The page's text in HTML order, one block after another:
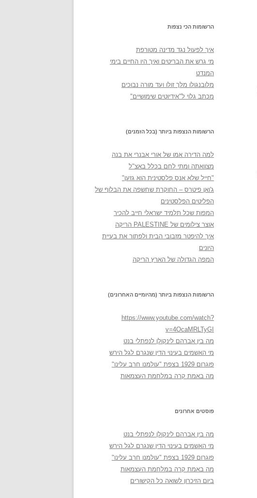
הרשומות הכי נצפות
איך לפעול נגד מדינה מטורפת
מי גרש את הבריטים ואיך היו החיים בימי
המנדט
מלובנגולו מלך זולו ועד מורה נבוכים
מכתב גלוי ל"אידיוטים שימושיים"
הרשומות הנצפות ביותר (בכל הזמנים)
למה הדירה אמו של אורי אבנרי את בנה
מצוואתה ומתי לחם בכלל באצ"ל
"חייל שלא אנס פלסטינית הוא גזען"
ג'ואן פיטרס – החוקרת שחשפה את הבלוף של
הפליטים הפלסטינים
המפות שכל תלמיד ישראלי חייב להכיר
אוצר צילומים של PALESTINE הריקה
איך להיפטר מזבובי הבית ולפתור את בעיית
היונים
המפה הגדולה של הארץ הריקה
הרשומות הנצפות ביותר (מהיומיים האחרונים)
https://www.youtube.com/watch?
v=4OcaMRLTyGI
מה בין אברהם לינקולן לנפתלי בנט
מי האשמים בעינוי הדין שנגרם לגל הירש
פוגרום 1929 בצפת "עולמנו חרב עלינו"
מה באמת קרה במלחמת העצמאות
פוסטים אחרונים
מה בין אברהם לינקולן לנפתלי בנט
מי האשמים בעינוי הדין שנגרם לגל הירש
פוגרום 1929 בצפת "עולמנו חרב עלינו"
מה באמת קרה במלחמת העצמאות
ביום הזיכרון לשואה כל הקישורים